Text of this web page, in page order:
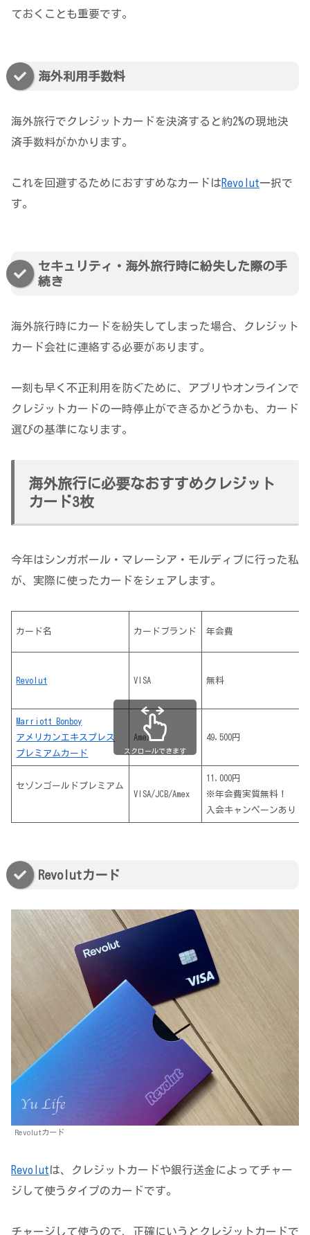
ておくことも重要です。
海外利用手数料
海外旅行でクレジットカードを決済すると約2%の現地決
済手数料がかかります。
これを回避するためにおすすめなカードはRevolut一択で
す。
セキュリティ・海外旅行時に紛失した際の手
続き
海外旅行時にカードを紛失してしまった場合、クレジット
カード会社に連絡する必要があります。
一刻も早く不正利用を防ぐために、アプリやオンラインで
クレジットカードの一時停止ができるかどうかも、カード
選びの基準になります。
海外旅行に必要なおすすめクレジット
カード3枚
今年はシンガポール・マレーシア・モルディブに行った私
が、実際に使ったカードをシェアします。
カード名 カードブランド 年会費
Revolut VISA 無料
Marriott Bonboy
アメリカンエキスプレス
プレミアムカード
Amex 49,500円
セゾンゴールドプレミアム
VISA/JCB/Amex
11,000円
※年会費実質無料！
入会キャンペーンあり
スクロールできます
Revolutカード
Revolutカード
Revolutは、クレジットカードや銀行送金によってチャー
ジして使うタイプのカードです。
チャージして使うので、正確にいうとクレジットカードで